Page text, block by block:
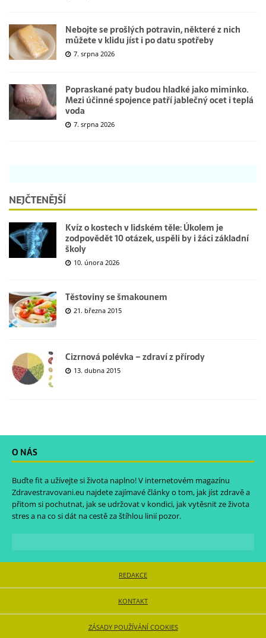
Nebojte se prošlých potravin, některé z nich
můžete v klidu jíst i po datu spotřeby
7. srpna 2026
Popraskané paty budou hladké jako miminko.
Mezi účinné spojence patří jablečný ocet i teplá
voda
7. srpna 2026
NEJČTENĚJŠÍ
Kvíz o kostech v lidském těle: Úkolem je
zodpovědět 10 otázek, uspěli by i žáci základní
školy
10. února 2026
Těstoviny se šmakounem
21. března 2015
Cizrnová polévka – zdraví z přírody
13. dubna 2015
O NÁS
Buďte fit a užívejte si života naplno! V internetovém magazínu
Zdravestravovani.eu najdete zajímavé články o tom, jak jíst zdravě a
přitom si pochutnat, jak se udržovat v kondici, jak vytěsnit ze života
stres a na co si dát na cestě za štíhlou linií pozor.
REDAKCE
KONTAKT
ZÁSADY POUŽÍVÁNÍ COOKIES